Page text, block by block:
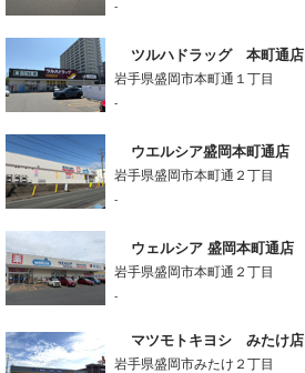
-
ツルハドラッグ 本町通店
岩手県盛岡市本町通１丁目
-
ウエルシア盛岡本町通店
岩手県盛岡市本町通２丁目
-
ウェルシア 盛岡本町通店
岩手県盛岡市本町通２丁目
-
マツモトキヨシ みたけ店
岩手県盛岡市みたけ２丁目